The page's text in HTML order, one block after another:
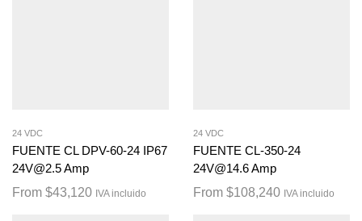
24 VDC
FUENTE CL DPV-60-24 IP67
24V@2.5 Amp
From $43,120 IVA incluido
24 VDC
FUENTE CL-350-24
24V@14.6 Amp
From $108,240 IVA incluido